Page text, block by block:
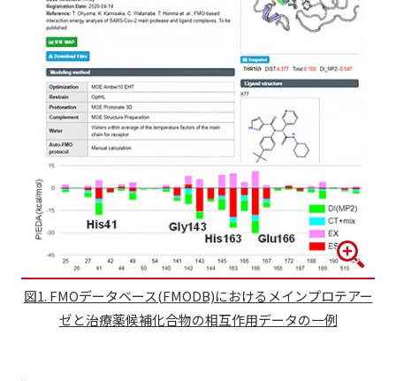
図1. FMOデータベース(FMODB)におけるメインプロテアー
ゼと治療薬候補化合物の相互作用データの一例